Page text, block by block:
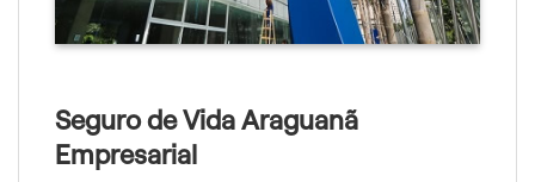
Seguro de Vida Araguanã
Empresarial